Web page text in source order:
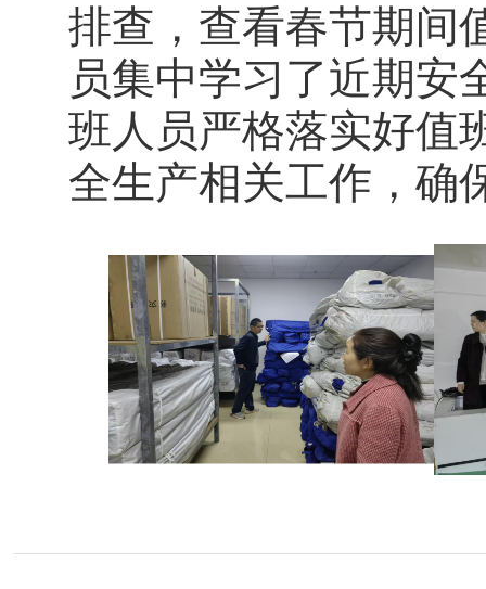
排查，查看春节期间
员集中学习了近期安
班人员严格落实好值
全生产相关工作，确